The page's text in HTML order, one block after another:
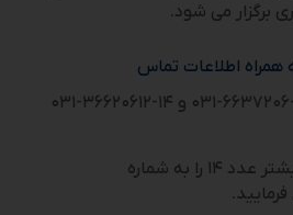
همراه اطلاعات تماس
۸-۶۶۳۷۲۰۶-۰۳۱ و ۱۴-۳۶۶۲۰۶۱۲-۰۳۱
برای کسب اطلاعات بیشتر عدد ۱۴ را به شماره